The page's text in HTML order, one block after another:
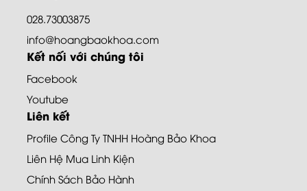
028.73003875
info@hoangbaokhoa.com
Kết nối với chúng tôi
Facebook
Youtube
Liên kết
Profile Công Ty TNHH Hoàng Bảo Khoa
Liên Hệ Mua Linh Kiện
Chính Sách Bảo Hành